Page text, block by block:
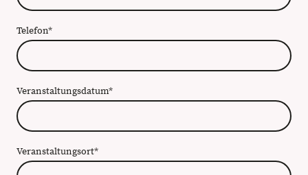
Telefon*
Veranstaltungsdatum*
Veranstaltungsort*